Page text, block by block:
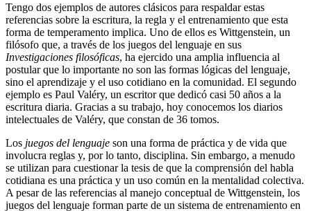
Tengo dos ejemplos de autores clásicos para respaldar estas
referencias sobre la escritura, la regla y el entrenamiento que esta
forma de temperamento implica. Uno de ellos es Wittgenstein, un
filósofo que, a través de los juegos del lenguaje en sus
Investigaciones filosóficas, ha ejercido una amplia influencia al
postular que lo importante no son las formas lógicas del lenguaje,
sino el aprendizaje y el uso cotidiano en la comunidad. El segundo
ejemplo es Paul Valéry, un escritor que dedicó casi 50 años a la
escritura diaria. Gracias a su trabajo, hoy conocemos los diarios
intelectuales de Valéry, que constan de 36 tomos.
Los juegos del lenguaje son una forma de práctica y de vida que
involucra reglas y, por lo tanto, disciplina. Sin embargo, a menudo
se utilizan para cuestionar la tesis de que la comprensión del habla
cotidiana es una práctica y un uso común en la mentalidad colectiva.
A pesar de las referencias al manejo conceptual de Wittgenstein, los
juegos del lenguaje forman parte de un sistema de entrenamiento en